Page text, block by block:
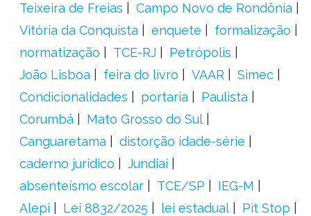
Teixeira de Freias
Campo Novo de Rondônia
Vitória da Conquista
enquete
formalização
normatização
TCE-RJ
Petrópolis
João Lisboa
feira do livro VAAR
Simec
Condicionalidades
portaria
Paulista
Corumbá
Mato Grosso do Sul
Canguaretama
distorção idade-série
caderno jurídico
Jundiaí
absenteísmo escolar
TCE/SP
IEG-M
Alepi
Lei 8832/2025 lei estadual
Pit Stop